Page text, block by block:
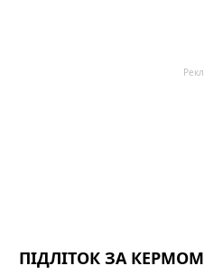
ПІДЛІТОК ЗА КЕРМОМ